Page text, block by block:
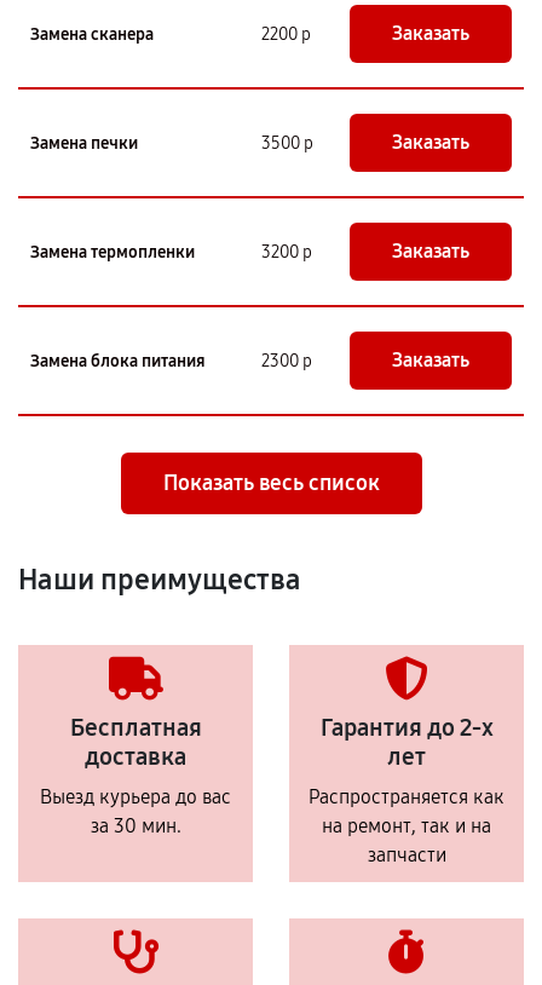
Замена сканера 2200 р Заказать
Замена печки 3500 р Заказать
Замена термопленки 3200 р Заказать
Замена блока питания 2300 р Заказать
Показать весь список
Наши преимущества
Бесплатная
доставка
Выезд курьера до вас
за 30 мин.
Гарантия до 2-х
лет
Распространяется как
на ремонт, так и на
запчасти